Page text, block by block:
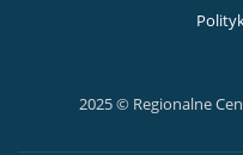
2025 © Regionalne